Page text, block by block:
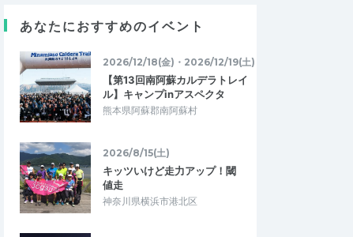
りました。
もあり、よかったで
忘年伊予路ごきげ
コース＋松山城…
2025/12/29
ダリア
少人数で行き届いたイベント
走っているところの画像を後日LINEで送っ
てもらえました。 オプション教室も内容の
おさらいをまとめたものを もらえてポイ…
峠越え編） ※上り対策オプション教室…
あなたにおすすめのイベント
2026/12/18(金)・2026/12/19(土)
【第13回南阿蘇カルデラトレイ
ル】キャンプinアスペクタ
熊本県阿蘇郡南阿蘇村
2026/8/15(土)
キッツいけど走力アップ！閾
値走
神奈川県横浜市港北区